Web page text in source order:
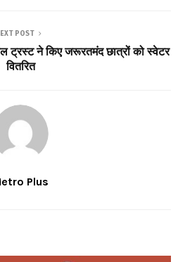
POST
ट्रस्ट ने किए जरूरतमंद छात्रों को स्वेटर
वितरित
Plus